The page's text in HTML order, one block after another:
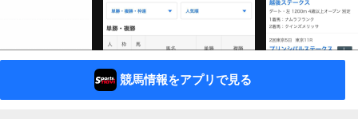
競馬情報をアプリで見る